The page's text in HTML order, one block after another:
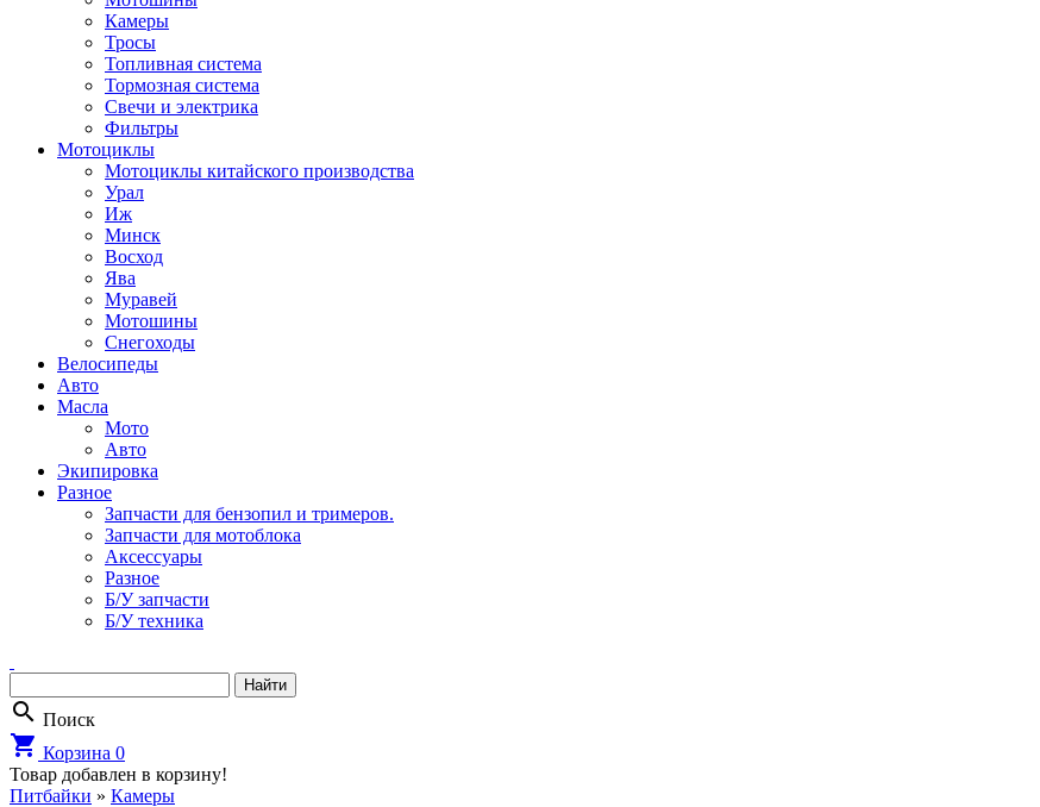
Камеры
Тросы
Топливная система
Тормозная система
Свечи и электрика
Фильтры
Мотоциклы
Мотоциклы китайского производства
Урал
Иж
Минск
Восход
Ява
Муравей
Мотошины
Снегоходы
Велосипеды
Авто
Масла
Мото
Авто
Экипировка
Разное
Запчасти для бензопил и тримеров.
Запчасти для мотоблока
Аксессуары
Разное
Б/У запчасти
Б/У техника
search Поиск
shopping_cart Корзина 0
Товар добавлен в корзину!
Питбайки » Камеры